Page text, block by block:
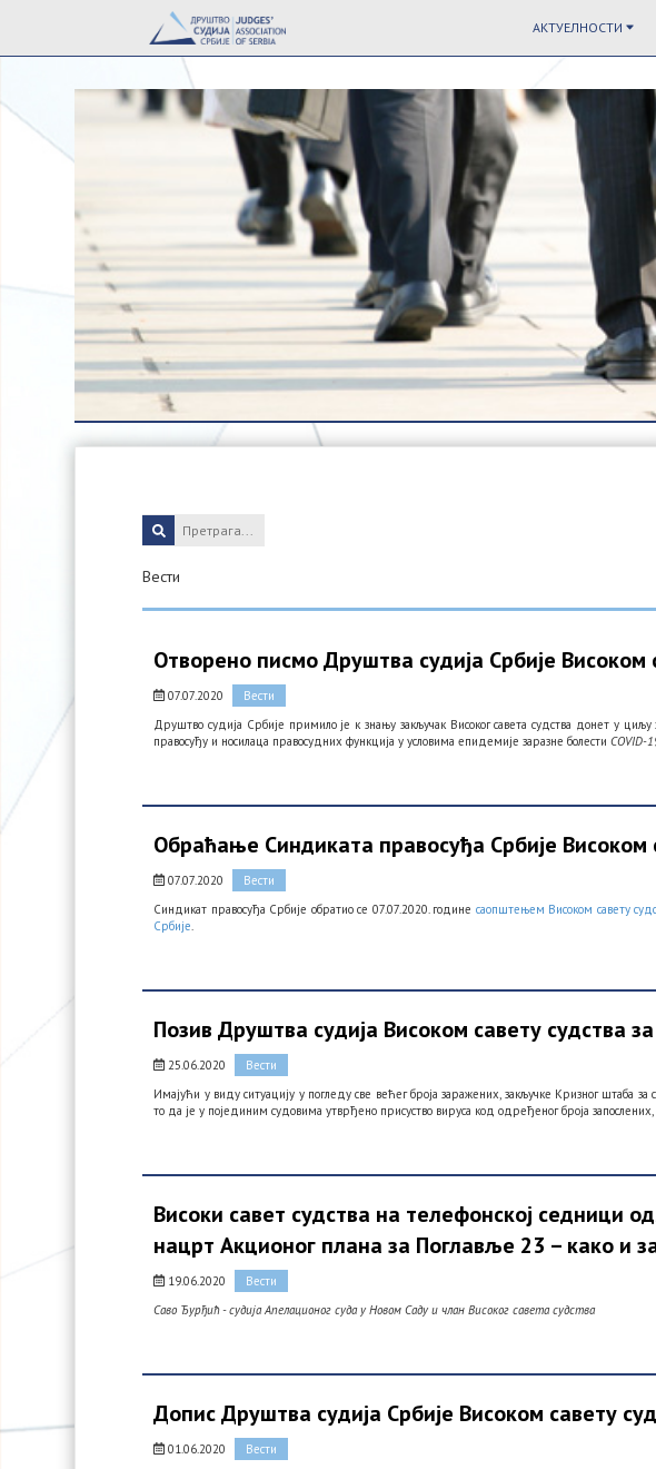
АКТУЕЛНОСТИ
Вести
Отворено писмо Друштва судија Србије Високом
07.07.2020
Вести
Друштво судија Србије примило је к знању закључак Високог савета судства донет у
правосуђу и носилаца правосудних функција у условима епидемије заразне болестиCOVID-
Обраћање Синдиката правосуђа Србије Високом
07.07.2020
Вести
Синдикат правосуђа Србије обратио се 07.07.2020. године саопштењем Високом савету
Србије.
Позив Друштва судија Високом савету судства
25.06.2020
Вести
Имајући у виду ситуацију у погледу све већег броја заражених, закључке Кризног штаба за
то да је у појединим судовима утврђено присуство вируса код одређеног броја
Високи савет судства на телефонској седници
нацрт Акционог плана за Поглавље 23 – како и
19.06.2020
Вести
Саво Ђурђић - судија Апелационог суда у Новом Саду и члан Високог савета судства
Допис Друштва судија Србије Високом савету
01.06.2020
Вести